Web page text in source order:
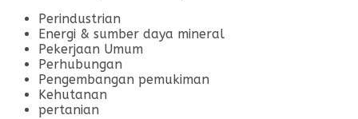
Perindustrian
Energi & sumber daya mineral
Pekerjaan Umum
Perhubungan
Pengembangan pemukiman
Kehutanan
pertanian